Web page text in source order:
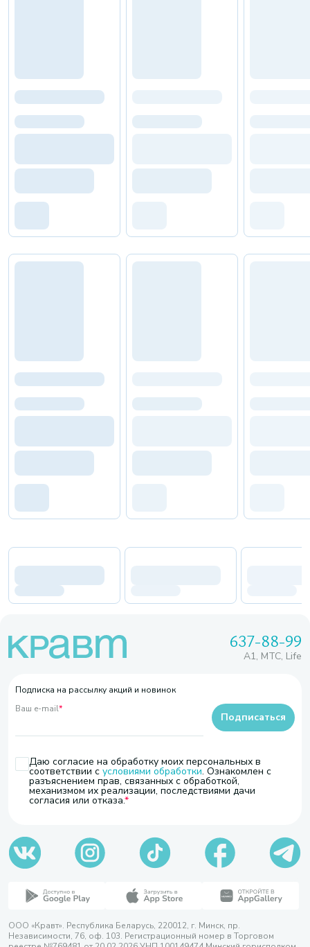
637-88-99
A1, МТС, Life
Подписка на рассылку акций и новинок
Ваш e-mail*
Даю согласие на обработку моих персональных в
соответствии с условиями обработки. Ознакомлен с
разъяснением прав, связанных с обработкой,
механизмом их реализации, последствиями дачи
согласия или отказа.
Подписаться
ООО «Кравт». Республика Беларусь, 220012, г. Минск, пр.
Независимости, 76, оф. 103. Регистрационный номер в Торговом